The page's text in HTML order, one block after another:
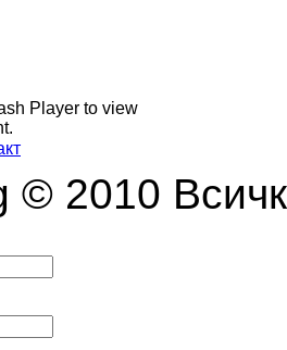
Player to view
© 2010